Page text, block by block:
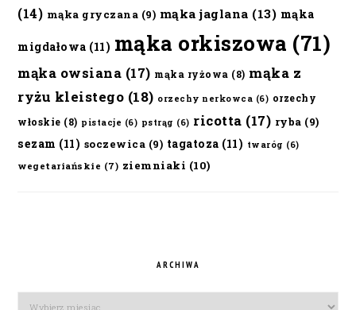
(14) mąka gryczana (9) mąka jaglana (13) mąka
migdałowa (11) mąka orkiszowa (71)
mąka owsiana (17) mąka ryżowa (8) mąka z
ryżu kleistego (18) orzechy nerkowca (6) orzechy
włoskie (8) pistacje (6) pstrąg (6) ricotta (17) ryba (9)
sezam (11) soczewica (9) tagatoza (11) twaróg (6)
wegetariańskie (7) ziemniaki (10)
ARCHIWA
Archiwa